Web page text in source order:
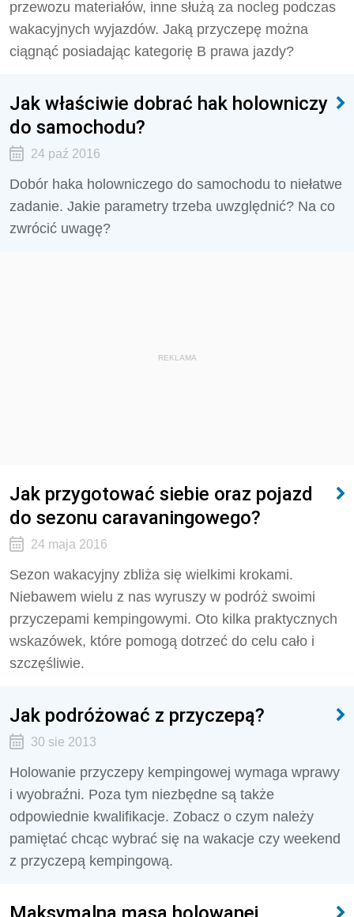
przewozu materiałów, inne służą za nocleg podczas
wakacyjnych wyjazdów. Jaką przyczepę można
ciągnąć posiadając kategorię B prawa jazdy?
Jak właściwie dobrać hak holowniczy
do samochodu?
24 paź 2016
Dobór haka holowniczego do samochodu to niełatwe
zadanie. Jakie parametry trzeba uwzględnić? Na co
zwrócić uwagę?
REKLAMA
Jak przygotować siebie oraz pojazd
do sezonu caravaningowego?
24 maja 2016
Sezon wakacyjny zbliża się wielkimi krokami.
Niebawem wielu z nas wyruszy w podróż swoimi
przyczepami kempingowymi. Oto kilka praktycznych
wskazówek, które pomogą dotrzeć do celu cało i
szczęśliwie.
Jak podróżować z przyczepą?
30 sie 2013
Holowanie przyczepy kempingowej wymaga wprawy
i wyobraźni. Poza tym niezbędne są także
odpowiednie kwalifikacje. Zobacz o czym należy
pamiętać chcąc wybrać się na wakacje czy weekend
z przyczepą kempingową.